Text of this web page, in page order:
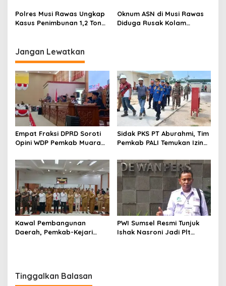
Kampanye Prabowo
Berhasil Raih Juara Umum
III Kejuaraan Nasional
Open Tournament Musi
Polres Musi Rawas Ungkap
Kasus Penimbunan 1,2 Ton
Oknum ASN di Musi Rawas
Diduga Rusak Kolam
Jangan Lewatkan
Empat Fraksi DPRD Soroti
Opini WDP Pemkab Muara
Kelola Keuangan
Sidak PKS PT Aburahmi, Tim
Pemkab PALI Temukan Izin
Kawal Pembangunan
Daerah, Pemkab-Kejari
PWI Sumsel Resmi Tunjuk
Ishak Nasroni Jadi Plt
Tinggalkan Balasan